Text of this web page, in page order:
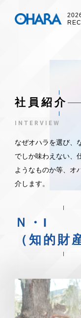
社員紹介
INTERVIEW
なぜオハラを選び、
でしか味わえない、
ようなものか等、オ
介します。
Ｎ・I
（知的財